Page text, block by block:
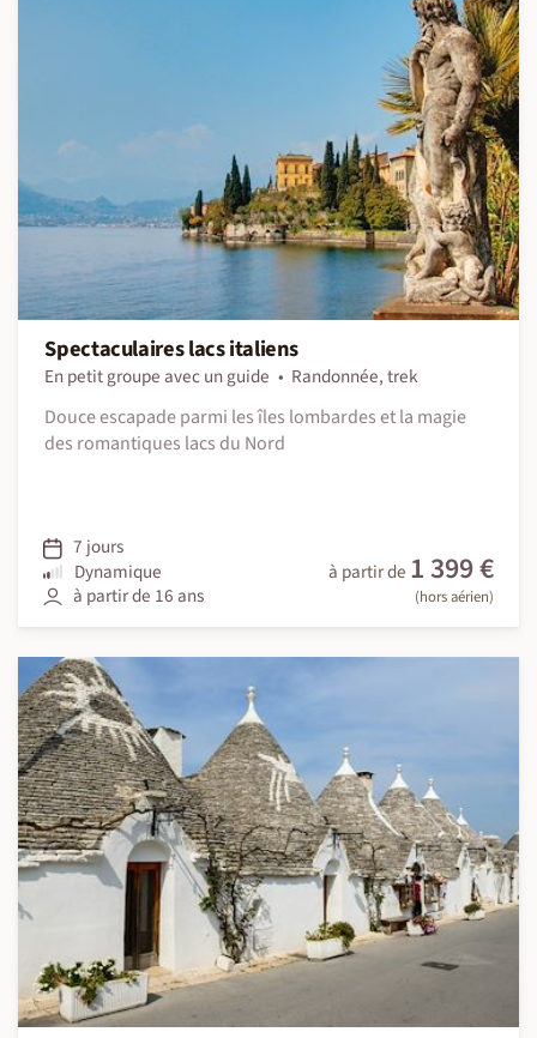
Spectaculaires lacs italiens
En petit groupe avec un guide
Randonnée, trek
Douce escapade parmi les îles lombardes et la magie
des romantiques lacs du Nord
7 jours
Dynamique
à partir de 16 ans
à partir de 1 399 €
(hors aérien)